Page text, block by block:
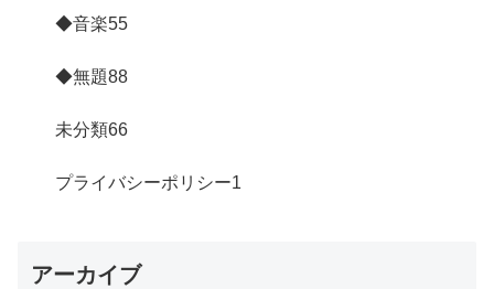
◆音楽55
◆無題88
未分類66
プライバシーポリシー1
アーカイブ